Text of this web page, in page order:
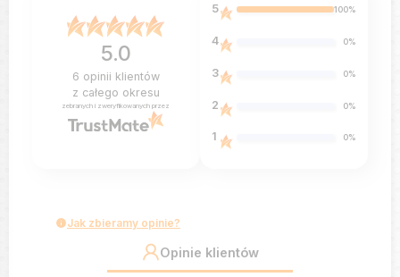
5.0
6 opinii klientów
z całego okresu
zebranych i zweryfikowanych przez
5 100%
4 0%
3 0%
2 0%
1 0%
Jak zbieramy opinie?
Opinie klientów